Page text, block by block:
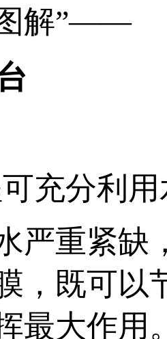
解”——
充分利
严重紧缺
，既可以
最大作用